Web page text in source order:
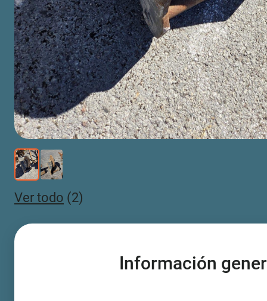
Ver todo (2)
Información